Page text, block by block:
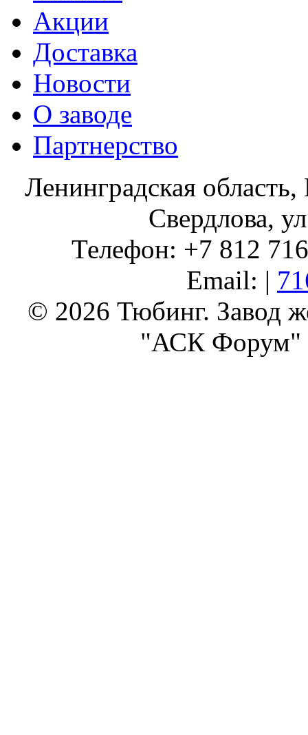
Акции
Доставка
Новости
О заводе
Партнерство
Ленинградская
Свердлова,
Телефон: +7 812
Email: |
© 2026 Тюбинг. Завод
"АСК Форум"